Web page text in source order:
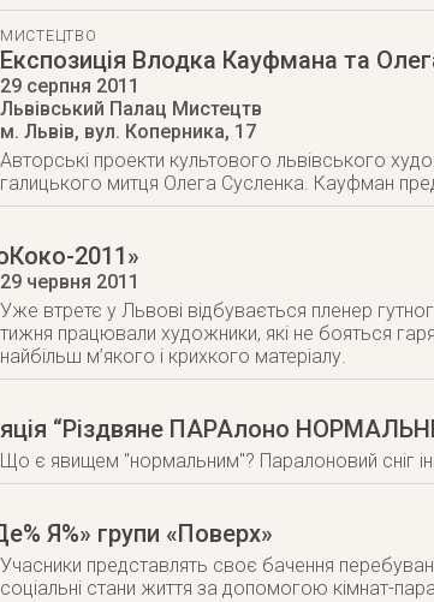
МИСТЕЦТВО
Експозиція Влодка Кауфмана та
29 серпня 2011
Львівський Палац Мистецтв
м. Львів, вул. Коперника, 17
Авторські проекти культового львівського
галицького митця Олега Сусленка. Кауфман
2011»
29 червня 2011
Уже втретє у Львові відбувається пленер
тижня працювали художники, які не бояться
найбільш м’якого і крихкого матеріалу.
“Різдвяне ПАРАлоно
Що є явищем "нормальним"? Паралоновий сніг
Я%» групи «Поверх»
Учасники представлять своє бачення
соціальні стани життя за допомогою кімнат-